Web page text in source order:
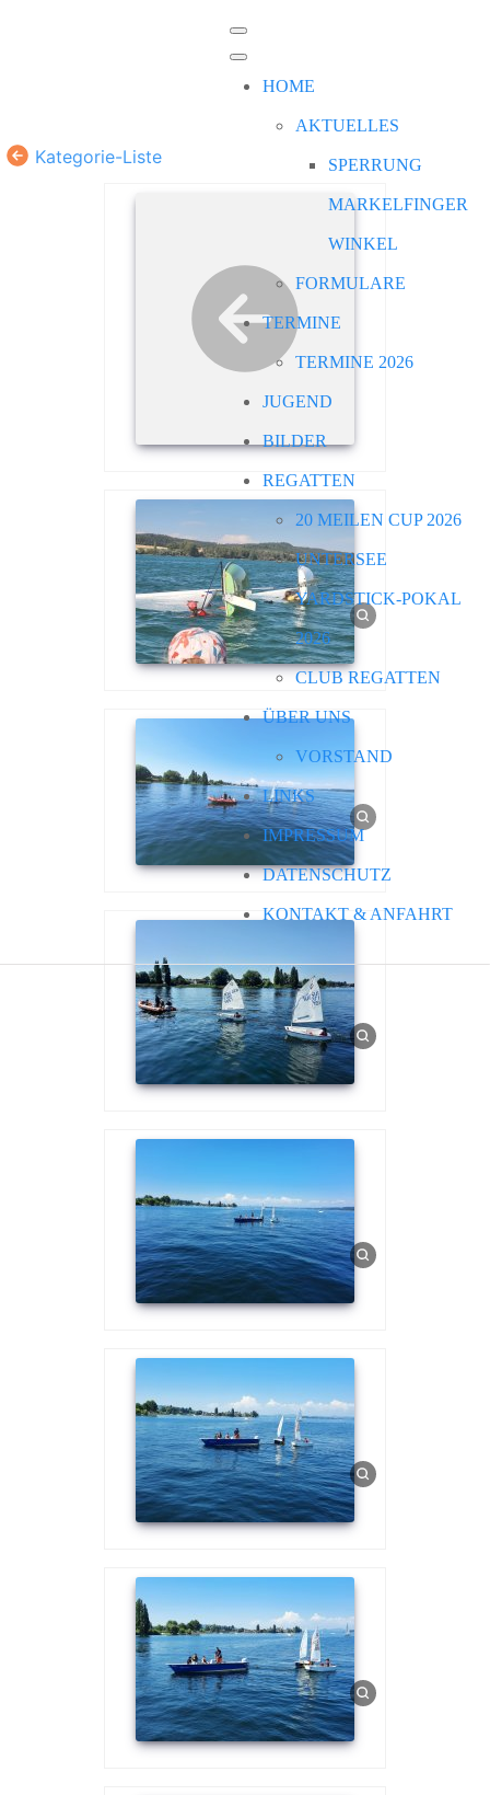
HOME
AKTUELLES
SPERRUNG
MARKELFINGER
WINKEL
FORMULARE
TERMINE
TERMINE 2026
JUGEND
BILDER
REGATTEN
20 MEILEN CUP 2026
UNTERSEE
YARDSTICK-POKAL
2026
CLUB REGATTEN
ÜBER UNS
VORSTAND
LINKS
IMPRESSUM
DATENSCHUTZ
KONTAKT & ANFAHRT
Kategorie-Liste